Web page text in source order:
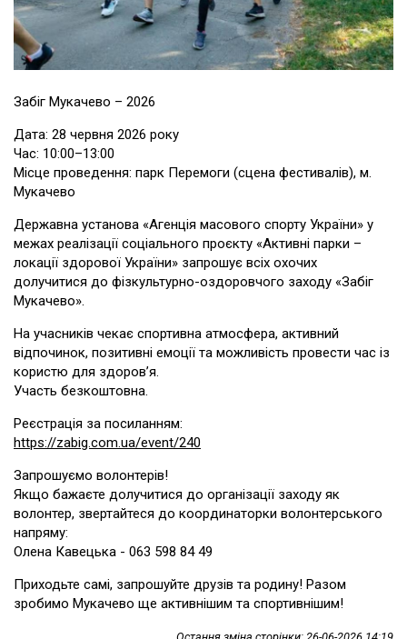
Забіг Мукачево – 2026
Дата: 28 червня 2026 року
Час: 10:00–13:00
Місце проведення: парк Перемоги (сцена фестивалів), м.
Мукачево
Державна установа «Агенція масового спорту України» у
межах реалізації соціального проєкту «Активні парки –
локації здорової України» запрошує всіх охочих
долучитися до фізкультурно-оздоровчого заходу «Забіг
Мукачево».
На учасників чекає спортивна атмосфера, активний
відпочинок, позитивні емоції та можливість провести час із
користю для здоров’я.
Участь безкоштовна.
Реєстрація за посиланням:
https://zabig.com.ua/event/240
Запрошуємо волонтерів!
Якщо бажаєте долучитися до організації заходу як
волонтер, звертайтеся до координаторки волонтерського
напряму:
Олена Кавецька - 063 598 84 49
Приходьте самі, запрошуйте друзів та родину! Разом
зробимо Мукачево ще активнішим та спортивнішим!